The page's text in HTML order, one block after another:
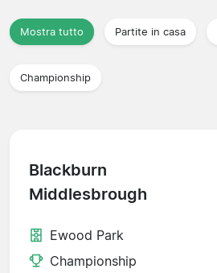
Mostra tutto Partite in casa
Championship
Blackburn
Middlesbrough
Ewood Park
Championship